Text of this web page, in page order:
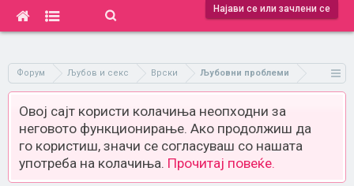
Најави се или зачлени се
Форум Љубов и секс Врски Љубовни проблеми
Овој сајт користи колачиња неопходни за
неговото функционирање. Ако продолжиш да
го користиш, значи се согласуваш со нашата
употреба на колачиња. Прочитај повеќе.